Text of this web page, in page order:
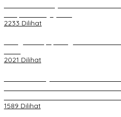
2233 Dilihat
2021 Dilihat
1589 Dilihat